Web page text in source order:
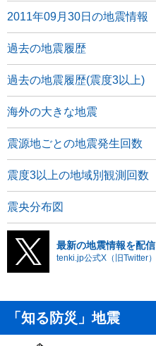
2011年09月30日の地震情報
過去の地震履歴
過去の地震履歴(震度3以上)
海外の大きな地震
震源地ごとの地震発生回数
震度3以上の地域別観測回数
震央分布図
最新の地震情報を配信
tenki.jp公式X（旧Twitter
「知る防災」地震